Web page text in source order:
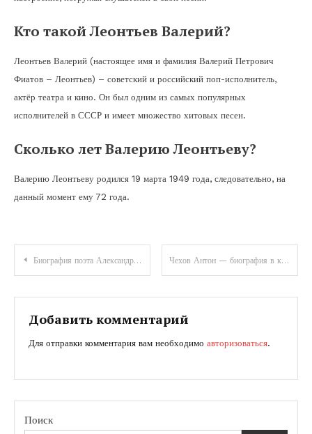
Кто такой Леонтьев Валерий?
Леонтьев Валерий (настоящее имя и фамилия Валерий Петрович
Фиатов – Леонтьев) – советский и российский поп-исполнитель,
актёр театра и кино. Он был одним из самых популярных
исполнителей в СССР и имеет множество хитовых песен.
Сколько лет Валерию Леонтьеву?
Валерию Леонтьеву родился 19 марта 1949 года, следовательно, на
данный момент ему 72 года.
Навигация
по
записям
Биография поэта Александра Шаганова — великого гения русской поэзии, чьи стихи сотрясают основы души и вдохновляют на вечное откровение Чехов Антон — биография в кратком изложении и история жизни великого писателя
Добавить комментарий
Для отправки комментария вам необходимо авторизоваться.
Поиск